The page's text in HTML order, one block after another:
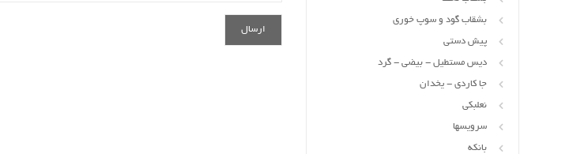
بشقاب گود و سوپ خوری
پیش دستی
دیس مستطیل - بیضی - گرد
جا کاردی - یخدان
نعلبکی
سرویسها
بانکه